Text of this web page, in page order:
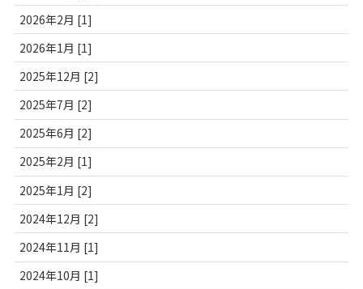
2026年2月 [1]
2026年1月 [1]
2025年12月 [2]
2025年7月 [2]
2025年6月 [2]
2025年2月 [1]
2025年1月 [2]
2024年12月 [2]
2024年11月 [1]
2024年10月 [1]